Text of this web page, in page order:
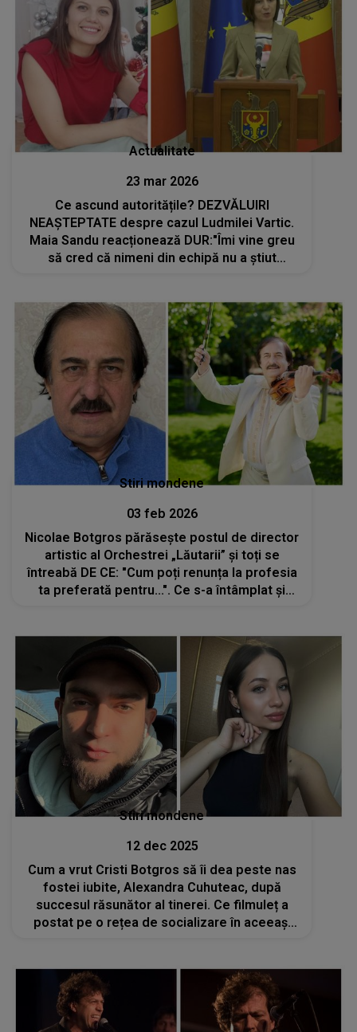
Actualitate
23 mar 2026
Ce ascund autoritățile? DEZVĂLUIRI
NEAȘTEPTATE despre cazul Ludmilei Vartic.
Maia Sandu reacționează DUR:"Îmi vine greu
să cred că nimeni din echipă nu a știut
Stiri mondene
03 feb 2026
Nicolae Botgros părăsește postul de director
artistic al Orchestrei „Lăutarii” și toți se
întreabă DE CE: "Cum poți renunța la profesia
ta preferată pentru...". Ce s-a întâmplat și
Stiri mondene
12 dec 2025
Cum a vrut Cristi Botgros să îi dea peste nas
fostei iubite, Alexandra Cuhuteac, după
succesul răsunător al tinerei. Ce filmuleț a
postat pe o rețea de socializare în aceeași